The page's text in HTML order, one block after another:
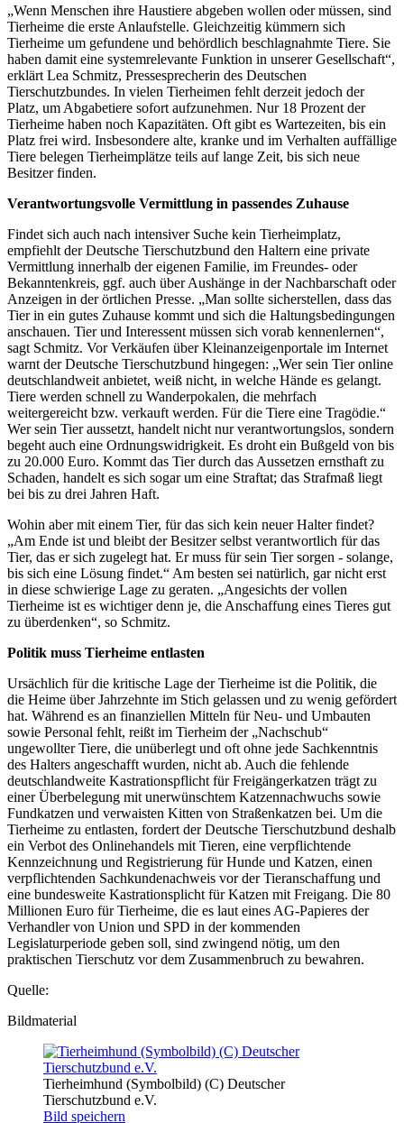
„Wenn Menschen ihre Haustiere abgeben wollen oder müssen, sind
Tierheime die erste Anlaufstelle. Gleichzeitig kümmern sich
Tierheime um gefundene und behördlich beschlagnahmte Tiere. Sie
haben damit eine systemrelevante Funktion in unserer Gesellschaft“,
erklärt Lea Schmitz, Pressesprecherin des Deutschen
Tierschutzbundes. In vielen Tierheimen fehlt derzeit jedoch der
Platz, um Abgabetiere sofort aufzunehmen. Nur 18 Prozent der
Tierheime haben noch Kapazitäten. Oft gibt es Wartezeiten, bis ein
Platz frei wird. Insbesondere alte, kranke und im Verhalten auffällige
Tiere belegen Tierheimplätze teils auf lange Zeit, bis sich neue
Besitzer finden.
Verantwortungsvolle Vermittlung in passendes Zuhause
Findet sich auch nach intensiver Suche kein Tierheimplatz,
empfiehlt der Deutsche Tierschutzbund den Haltern eine private
Vermittlung innerhalb der eigenen Familie, im Freundes- oder
Bekanntenkreis, ggf. auch über Aushänge in der Nachbarschaft oder
Anzeigen in der örtlichen Presse. „Man sollte sicherstellen, dass das
Tier in ein gutes Zuhause kommt und sich die Haltungsbedingungen
anschauen. Tier und Interessent müssen sich vorab kennenlernen“,
sagt Schmitz. Vor Verkäufen über Kleinanzeigenportale im Internet
warnt der Deutsche Tierschutzbund hingegen: „Wer sein Tier online
deutschlandweit anbietet, weiß nicht, in welche Hände es gelangt.
Tiere werden schnell zu Wanderpokalen, die mehrfach
weitergereicht bzw. verkauft werden. Für die Tiere eine Tragödie.“
Wer sein Tier aussetzt, handelt nicht nur verantwortungslos, sondern
begeht auch eine Ordnungswidrigkeit. Es droht ein Bußgeld von bis
zu 20.000 Euro. Kommt das Tier durch das Aussetzen ernsthaft zu
Schaden, handelt es sich sogar um eine Straftat; das Strafmaß liegt
bei bis zu drei Jahren Haft.
Wohin aber mit einem Tier, für das sich kein neuer Halter findet?
„Am Ende ist und bleibt der Besitzer selbst verantwortlich für das
Tier, das er sich zugelegt hat. Er muss für sein Tier sorgen - solange,
bis sich eine Lösung findet.“ Am besten sei natürlich, gar nicht erst
in diese schwierige Lage zu geraten. „Angesichts der vollen
Tierheime ist es wichtiger denn je, die Anschaffung eines Tieres gut
zu überdenken“, so Schmitz.
Politik muss Tierheime entlasten
Ursächlich für die kritische Lage der Tierheime ist die Politik, die
die Heime über Jahrzehnte im Stich gelassen und zu wenig gefördert
hat. Während es an finanziellen Mitteln für Neu- und Umbauten
sowie Personal fehlt, reißt im Tierheim der „Nachschub“
ungewollter Tiere, die unüberlegt und oft ohne jede Sachkenntnis
des Halters angeschafft wurden, nicht ab. Auch die fehlende
deutschlandweite Kastrationspflicht für Freigängerkatzen trägt zu
einer Überbelegung mit unerwünschtem Katzennachwuchs sowie
Fundkatzen und verwaisten Kitten von Straßenkatzen bei. Um die
Tierheime zu entlasten, fordert der Deutsche Tierschutzbund deshalb
ein Verbot des Onlinehandels mit Tieren, eine verpflichtende
Kennzeichnung und Registrierung für Hunde und Katzen, einen
verpflichtenden Sachkundenachweis vor der Tieranschaffung und
eine bundesweite Kastrationsplicht für Katzen mit Freigang. Die 80
Millionen Euro für Tierheime, die es laut eines AG-Papieres der
Verhandler von Union und SPD in der kommenden
Legislaturperiode geben soll, sind zwingend nötig, um den
praktischen Tierschutz vor dem Zusammenbruch zu bewahren.
Quelle:
Bildmaterial
Tierheimhund (Symbolbild) (C) Deutscher
Tierschutzbund e.V.
Bild speichern